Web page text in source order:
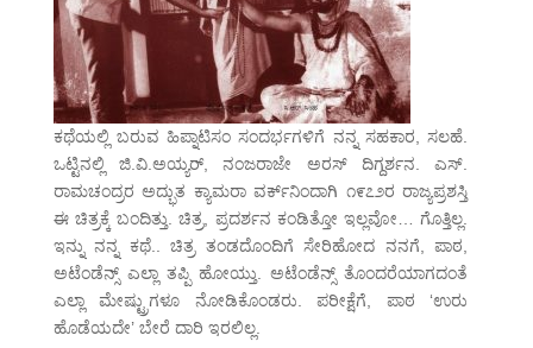
ಕಥೆಯಲ್ಲಿ ಬರುವ ಹಿಪ್ನಾಟಿಸಂ ಸಂದರ್ಭಗಳಿಗೆ ನನ್ನ ಸಹಕಾರ, ಸಲಹೆ.
ಒಟ್ಟಿನಲ್ಲಿ ಜಿ.ವಿ.ಅಯ್ಯರ್, ನಂಜರಾಜೇ ಅರಸ್ ದಿಗ್ದರ್ಶನ. ಎಸ್.
ರಾಮಚಂದ್ರರ ಅದ್ಭುತ ಕ್ಯಾಮರಾ ವರ್ಕ್‌ನಿಂದಾಗಿ ೧೯೭೨ರ ರಾಜ್ಯಪ್ರಶಸ್ತಿ
ಈ ಚಿತ್ರಕ್ಕೆ ಬಂದಿತ್ತು. ಚಿತ್ರ, ಪ್ರದರ್ಶನ ಕಂಡಿತ್ತೋ ಇಲ್ಲವೋ… ಗೊತ್ತಿಲ್ಲ.
ಇನ್ನು ನನ್ನ ಕಥೆ.. ಚಿತ್ರ ತಂಡದೊಂದಿಗೆ ಸೇರಿಹೋದ ನನಗೆ, ಪಾಠ,
ಅಟೆಂಡೆನ್ಸ್ ಎಲ್ಲಾ ತಪ್ಪಿ ಹೋಯ್ತು. ಅಟೆಂಡೆನ್ಸ್ ತೊಂದರೆಯಾಗದಂತೆ
ಎಲ್ಲಾ ಮೇಷ್ಟ್ರುಗಳೂ ನೋಡಿಕೊಂಡರು. ಪರೀಕ್ಷೆಗೆ, ಪಾಠ ‘ಉರು
ಹೊಡೆಯದೇ’ ಬೇರೆ ದಾರಿ ಇರಲಿಲ್ಲ.